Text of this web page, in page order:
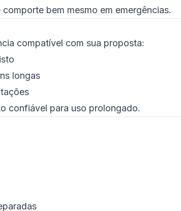
bem mesmo em emergências.
compatível com sua proposta:
longas
confiável para uso prolongado.